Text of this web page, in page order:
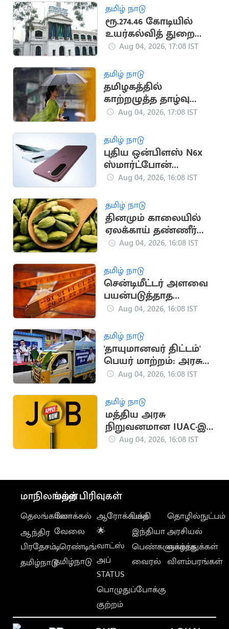
தமிழ் நாடு
ரூ.274.46 கோடியில்
உயர்கல்வித் துறை
கட்டடங்கள் திறப்பு!
Aug 04, 2026, 17:08 IST
தமிழ் நாடு
தமிழகத்தில்
காற்றழுத்த தாழ்வு
நிலை: வானிலை
Aug 04, 2026, 17:08 IST
தமிழ் நாடு
புதிய ஒன்பிளஸ் N6x
ஸ்மார்ட்போன்
இந்தியாவில்
Aug 04, 2026, 16:08 IST
தமிழ் நாடு
தினமும் காலையில்
ஏலக்காய் தண்ணீர்
குடிச்சிப்பாருங்க
Aug 04, 2026, 16:08 IST
தமிழ் நாடு
சென்டிமீட்டர் அளவை
பயன்படுத்தாத
நாடுகள் தெரியுமா?
Aug 04, 2026, 16:08 IST
தமிழ் நாடு
'தாயுமானவர் திட்டம்'
பெயர் மாற்றம்: அரசுக்
குறிப்புகளில் புதிய
Aug 04, 2026, 16:08 IST
தமிழ் நாடு
மத்திய அரசு
நிறுவனமான IUAC-இல்
8 காலியிடங்கள்
Aug 04, 2026, 16:08 IST
மாநிலங்கள்
தெலங்கானா
ஆந்திர
பிரதேசம்
தமிழ்நாடு
மற்ற பிரிவுகள்
லோக்கல்
வேலை
டிரெண்டிங்
தமிழ்நாடு
ஆரோக்கியம்
🌟
வாட்ஸ்
அப்
STATUS
பொழுதுப்போக்கு
குற்றம்
பக்தி
இந்தியா
பெண்களுக்காக
வைரல்
தொழில்நுட்பம்
அரசியல்
வாழ்த்துக்கள்
விளம்பரங்கள்